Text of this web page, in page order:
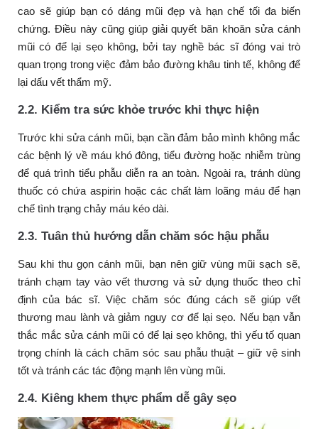
cao sẽ giúp bạn có dáng mũi đẹp và hạn chế tối đa biến
chứng. Điều này cũng giúp giải quyết băn khoăn sửa cánh
mũi có để lại sẹo không, bởi tay nghề bác sĩ đóng vai trò
quan trọng trong việc đảm bảo đường khâu tinh tế, không để
lại dấu vết thẩm mỹ.
2.2. Kiểm tra sức khỏe trước khi thực hiện
Trước khi sửa cánh mũi, bạn cần đảm bảo mình không mắc
các bệnh lý về máu khó đông, tiểu đường hoặc nhiễm trùng
để quá trình tiểu phẫu diễn ra an toàn. Ngoài ra, tránh dùng
thuốc có chứa aspirin hoặc các chất làm loãng máu để hạn
chế tình trạng chảy máu kéo dài.
2.3. Tuân thủ hướng dẫn chăm sóc hậu phẫu
Sau khi thu gọn cánh mũi, bạn nên giữ vùng mũi sạch sẽ,
tránh chạm tay vào vết thương và sử dụng thuốc theo chỉ
định của bác sĩ. Việc chăm sóc đúng cách sẽ giúp vết
thương mau lành và giảm nguy cơ để lại sẹo. Nếu bạn vẫn
thắc mắc sửa cánh mũi có để lại sẹo không, thì yếu tố quan
trọng chính là cách chăm sóc sau phẫu thuật – giữ vệ sinh
tốt và tránh các tác động mạnh lên vùng mũi.
2.4. Kiêng khem thực phẩm dễ gây sẹo